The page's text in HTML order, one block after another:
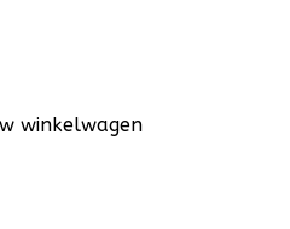
winkelwagen